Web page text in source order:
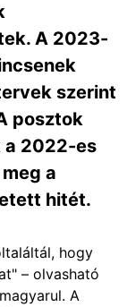
A 2023-
szerint
posztok
a 2022-es
a
hitét.
hogy
– olvasható
magyarul. A